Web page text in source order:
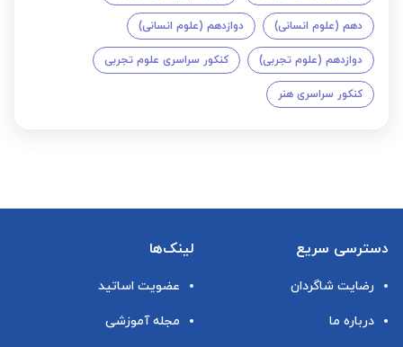
دهم (علوم انسانی) دوازدهم (علوم انسانی)
دوازدهم (علوم تجربی) کنکور سراسری علوم تجربی
کنکور سراسری هنر
دسترسی سریع
رضایت شاگردان
درباره ما
لینک‌ها
عضویت اساتید
مجله آموزشی